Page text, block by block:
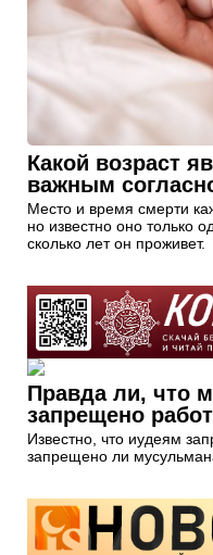
Какой возраст
важным
Место и время смерти
но известно оно только
сколько лет он проживет.
Правда ли, что
запрещено
Известно, что иудеям
запрещено ли